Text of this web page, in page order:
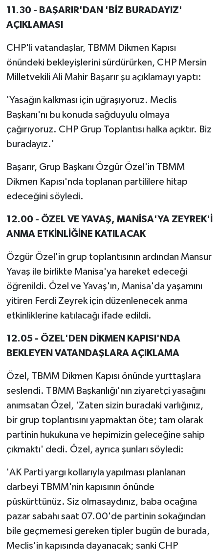
11.30 - BAŞARIR'DAN 'BİZ BURADAYIZ'
AÇIKLAMASI
CHP'li vatandaşlar, TBMM Dikmen Kapısı
önündeki bekleyişlerini sürdürürken, CHP Mersin
Milletvekili Ali Mahir Başarır şu açıklamayı yaptı:
'Yasağın kalkması için uğraşıyoruz. Meclis
Başkanı'nı bu konuda sağduyulu olmaya
çağırıyoruz. CHP Grup Toplantısı halka açıktır. Biz
buradayız.'
Başarır, Grup Başkanı Özgür Özel'in TBMM
Dikmen Kapısı'nda toplanan partililere hitap
edeceğini söyledi.
12.00 - ÖZEL VE YAVAŞ, MANİSA'YA ZEYREK'İ
ANMA ETKİNLİĞİNE KATILACAK
Özgür Özel'in grup toplantısının ardından Mansur
Yavaş ile birlikte Manisa'ya hareket edeceği
öğrenildi. Özel ve Yavaş'ın, Manisa'da yaşamını
yitiren Ferdi Zeyrek için düzenlenecek anma
etkinliklerine katılacağı ifade edildi.
12.05 - ÖZEL'DEN DİKMEN KAPISI'NDA
BEKLEYEN VATANDAŞLARA AÇIKLAMA
Özel, TBMM Dikmen Kapısı önünde yurttaşlara
seslendi. TBMM Başkanlığı'nın ziyaretçi yasağını
anımsatan Özel, 'Zaten sizin buradaki varlığınız,
bir grup toplantısını yapmaktan öte; tam olarak
partinin hukukuna ve hepimizin geleceğine sahip
çıkmaktı' dedi. Özel, ayrıca şunları söyledi:
'AK Parti yargı kollarıyla yapılması planlanan
darbeyi TBMM'nin kapısının önünde
püskürttünüz. Siz olmasaydınız, baba ocağına
pazar sabahı saat 07.00'de partinin sokağından
bile geçmemesi gereken tipler bugün de burada,
Meclis'in kapısında dayanacak; sanki CHP